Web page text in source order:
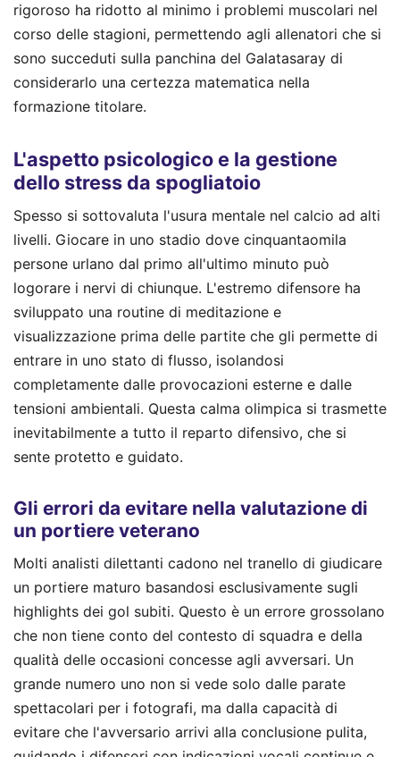
rigoroso ha ridotto al minimo i problemi muscolari nel
corso delle stagioni, permettendo agli allenatori che si
sono succeduti sulla panchina del Galatasaray di
considerarlo una certezza matematica nella
formazione titolare.
L'aspetto psicologico e la gestione
dello stress da spogliatoio
Spesso si sottovaluta l'usura mentale nel calcio ad alti
livelli. Giocare in uno stadio dove cinquantaomila
persone urlano dal primo all'ultimo minuto può
logorare i nervi di chiunque. L'estremo difensore ha
sviluppato una routine di meditazione e
visualizzazione prima delle partite che gli permette di
entrare in uno stato di flusso, isolandosi
completamente dalle provocazioni esterne e dalle
tensioni ambientali. Questa calma olimpica si trasmette
inevitabilmente a tutto il reparto difensivo, che si
sente protetto e guidato.
Gli errori da evitare nella valutazione di
un portiere veterano
Molti analisti dilettanti cadono nel tranello di giudicare
un portiere maturo basandosi esclusivamente sugli
highlights dei gol subiti. Questo è un errore grossolano
che non tiene conto del contesto di squadra e della
qualità delle occasioni concesse agli avversari. Un
grande numero uno non si vede solo dalle parate
spettacolari per i fotografi, ma dalla capacità di
evitare che l'avversario arrivi alla conclusione pulita,